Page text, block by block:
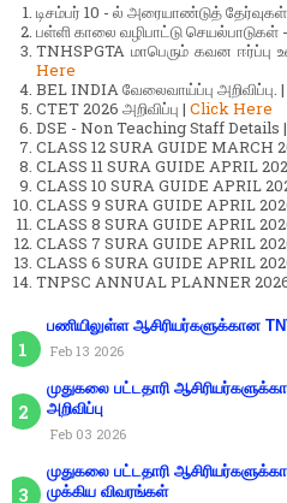
டிசம்பர் 10 - ல் அரையாண்டுத்
பள்ளி காலை வழிபாட்டு செயல்பாடுகள்
TNHSPGTA மாபெரும் கவன
Here
BEL INDIA வேலைவாய்ப்பு அறிவிப்பு. |
CTET 2026 அறிவிப்பு | Click Here
DSE - Non Teaching Staff Details |
CLASS 12 SURA GUIDE MARCH
CLASS 11 SURA GUIDE APRIL
CLASS 10 SURA GUIDE APRIL
CLASS 9 SURA GUIDE APRIL
CLASS 8 SURA GUIDE APRIL
CLASS 7 SURA GUIDE APRIL
CLASS 6 SURA GUIDE APRIL
TNPSC ANNUAL PLANNER
பணியிலுள்ள ஆசிரியர்களுக்கான
Feb 13 2026
முதுகலை பட்டதாரி
அறிவிப்பு
Feb 03 2026
முதுகலை பட்டதாரி
முக்கிய விவரங்கள்